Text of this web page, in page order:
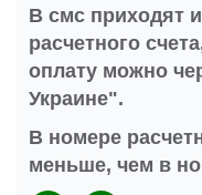
В смс приходят
расчетного
оплату можно
Украине".
В номере
меньше, чем в